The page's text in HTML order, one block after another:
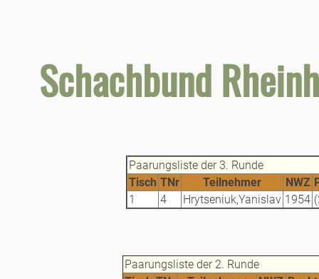
Schachbund
Paarungsliste der 3. Runde
Tisch TNr Teilnehmer NWZ
1
4 Hrytseniuk,Yanislav 1954
Paarungsliste der 2. Runde